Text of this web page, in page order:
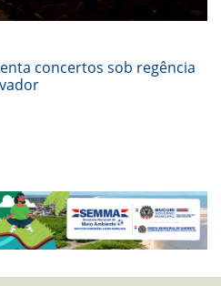
concertos sob regência